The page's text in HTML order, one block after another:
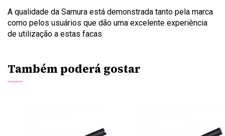
A qualidade da Samura está demonstrada tanto pela marca
como pelos usuários que dão uma excelente experiência
de utilização a estas facas.
Também poderá gostar